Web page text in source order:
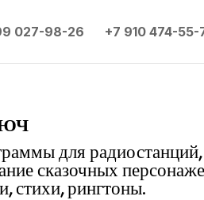
027-98-26 +7 910 474-55-
для радиостанций,
сказочных
стихи, рингтоны.